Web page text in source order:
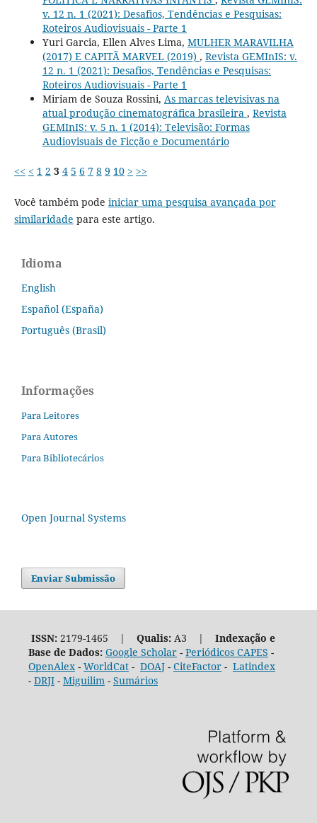
v. 12 n. 1 (2021): Desafios, Tendências e Pesquisas:
Roteiros Audiovisuais - Parte 1
Yuri Garcia, Ellen Alves Lima, MULHER MARAVILHA
(2017) E CAPITÃ MARVEL (2019) , Revista GEMInIS: v.
12 n. 1 (2021): Desafios, Tendências e Pesquisas:
Roteiros Audiovisuais - Parte 1
Miriam de Souza Rossini, As marcas televisivas na
atual produção cinematográfica brasileira , Revista
GEMInIS: v. 5 n. 1 (2014): Televisão: Formas
Audiovisuais de Ficção e Documentário
<< < 1 2 3 4 5 6 7 8 9 10 > >>
Você também pode iniciar uma pesquisa avançada por
similaridade para este artigo.
Idioma
English
Español (España)
Português (Brasil)
Informações
Para Leitores
Para Autores
Para Bibliotecários
Open Journal Systems
Enviar Submissão
ISSN:2179-1465 | Qualis:A3 | Indexação e
Base de Dados: Google Scholar- Periódicos CAPES -
OpenAlex- WorldCat- DOAJ- CiteFactor- Latindex
- DRJI- Miguilim - Sumários